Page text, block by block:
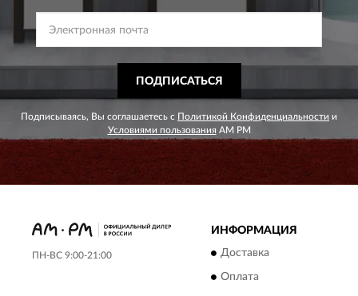
ПОДПИСАТЬСЯ
Подписываясь, Вы соглашаетесь с Политикой Конфиденциальности и
Условиями пользования AM PM
ПН-ВС 9:00-21:00
ИНФОРМАЦИЯ
Доставка
Оплата